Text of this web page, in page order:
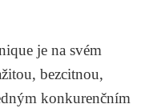
je na svém
bezcitnou,
konkurenčním